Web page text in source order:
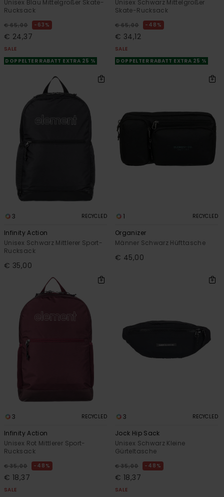
Unisex Blau Mittelgroßer Skate-
Rucksack
€ 65,00 63%
€ 24,37
SALE
DOPPELTER RABATT EXTRA 25 %
Unisex Schwarz Mittelgroßer
Skate-Rucksack
€ 65,00 48%
€ 34,12
SALE
DOPPELTER RABATT EXTRA 25 %
3 RECYCLED
Infinity Action
Unisex Schwarz Mittlerer Sport-
Rucksack
€ 35,00
1 RECYCLED
Organizer
Männer Schwarz Hüfttasche
€ 45,00
3 RECYCLED
Infinity Action
Unisex Rot Mittlerer Sport-
Rucksack
€ 35,00 48%
€ 18,37
SALE
3 RECYCLED
Jock Hip Sack
Unisex Schwarz Kleine
Gürteltasche
€ 35,00 48%
€ 18,37
SALE